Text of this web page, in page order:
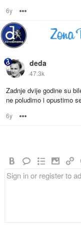
6y
deda
47.3k
Zadnje dvije godine su
ne poludimo i opustimo
6y